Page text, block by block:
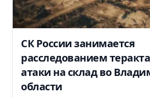
СК России занимается
расследованием
атаки на склад во
области